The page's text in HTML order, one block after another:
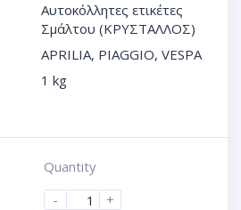
Αυτοκόλλητες ετικέτες
Σμάλτου (ΚΡΥΣΤΑΛΛΟΣ)
APRILIA, PIAGGIO, VESPA
1 kg
Quantity
-
+